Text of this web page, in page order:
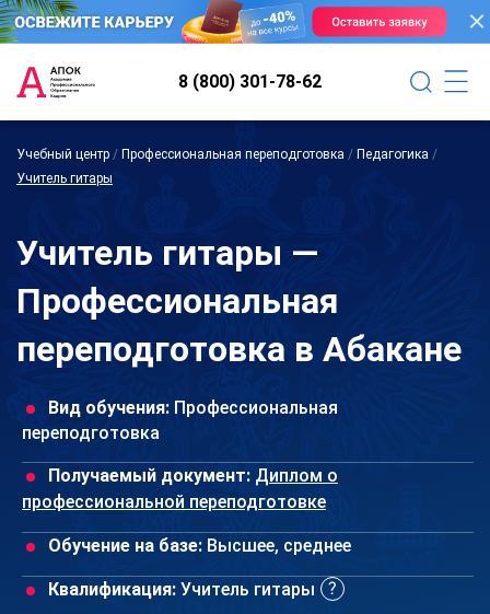
8 (800) 301-78-62
Учебный центр / Профессиональная переподготовка / Педагогика /
Учитель гитары
Учитель гитары —
Профессиональная
переподготовка в Абакане
Вид обучения: Профессиональная
переподготовка
Получаемый документ: Диплом о
профессиональной переподготовке
Обучение на базе: Высшее, среднее
Квалификация: Учитель гитары